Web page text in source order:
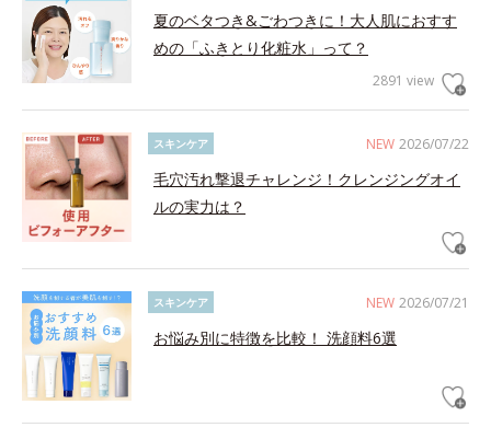
夏のベタつき&ごわつきに！大人肌におすす
めの「ふきとり化粧水」って？
2891 view
NEW 2026/07/22
スキンケア
毛穴汚れ撃退チャレンジ！クレンジングオイ
ルの実力は？
NEW 2026/07/21
スキンケア
お悩み別に特徴を比較！ 洗顔料6選